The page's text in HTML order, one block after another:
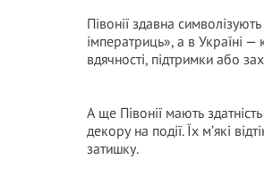
Півонії здавна
імператриць», а в Україні
вдячності, підтримки або
А ще Півонії мають
декору на події. Їх м’які
затишку.